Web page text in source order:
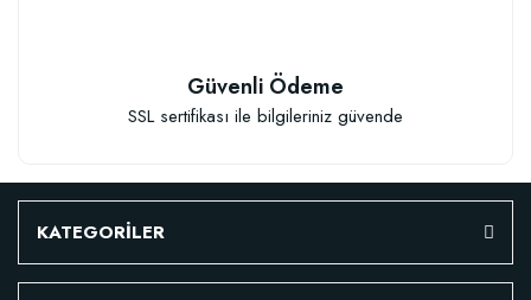
Güvenli Ödeme
SSL sertifikası ile bilgileriniz güvende
KATEGORİLER